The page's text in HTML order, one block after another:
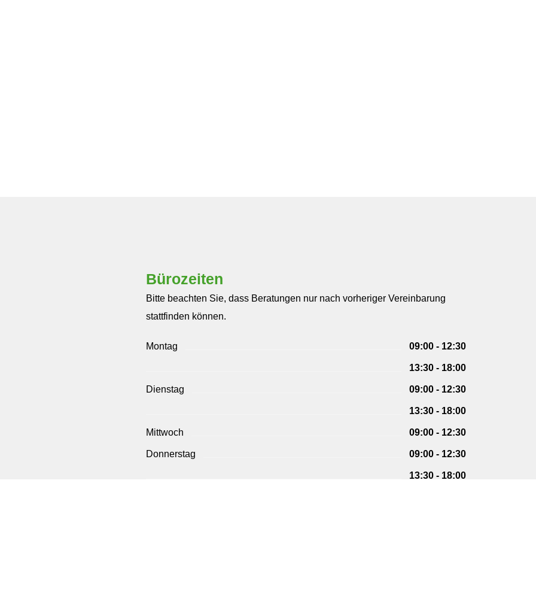
Bürozeiten
Bitte beachten Sie, dass Beratungen nur nach vorheriger Vereinbarung
stattfinden können.
Montag 09:00 - 12:30
13:30 - 18:00
Dienstag 09:00 - 12:30
13:30 - 18:00
Mittwoch 09:00 - 12:30
Donnerstag 09:00 - 12:30
13:30 - 18:00